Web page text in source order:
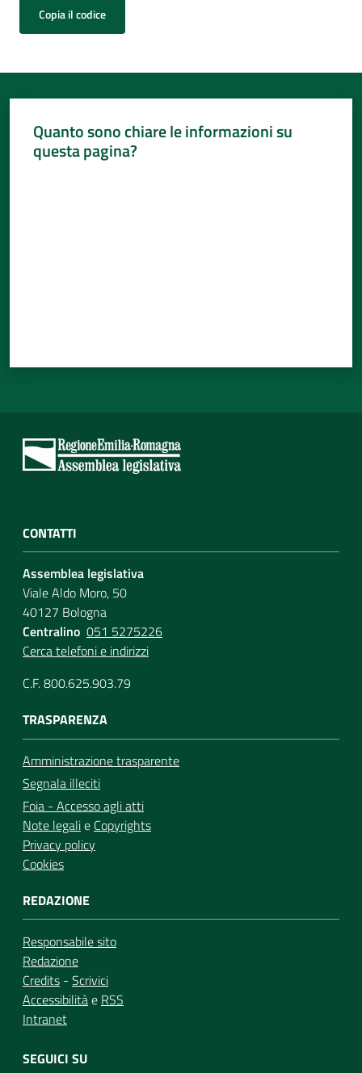
Copia il codice
Quanto sono chiare le informazioni su
questa pagina?
CONTATTI
Assemblea legislativa
Viale Aldo Moro, 50
40127 Bologna
Centralino 051 5275226
Cerca telefoni e indirizzi
C.F. 800.625.903.79
TRASPARENZA
Amministrazione trasparente
Segnala illeciti
Foia - Accesso agli atti
Note legalie Copyrights
Privacy policy
Cookies
REDAZIONE
Responsabile sito
Redazione
Credits - Scrivici
Accessibilitàe RSS
Intranet
SEGUICI SU